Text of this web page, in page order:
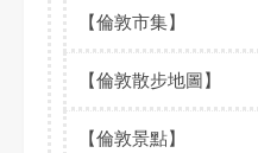
【倫敦市集】
【倫敦散步地圖】
【倫敦景點】